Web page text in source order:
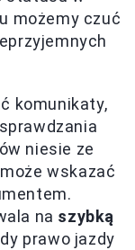
możemy czuć
komunikaty,
niesie ze
wskazać
na szybką
prawo jazdy